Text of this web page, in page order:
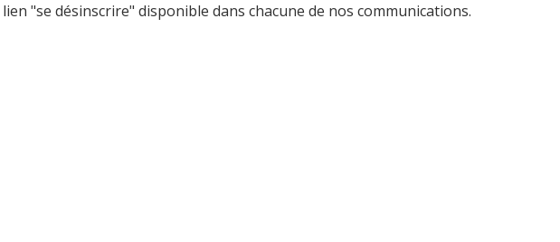
"se désinscrire" disponible dans chacune de nos communications.